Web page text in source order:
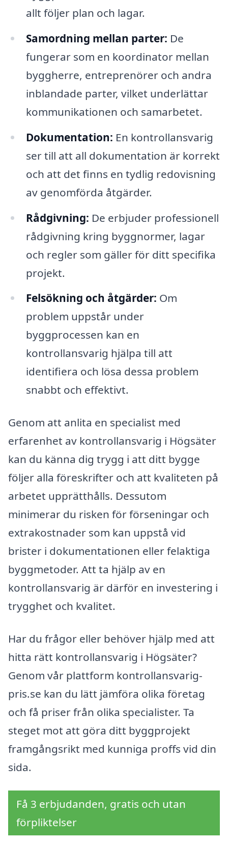
allt följer plan och lagar.
Samordning mellan parter: De
fungerar som en koordinator mellan
byggherre, entreprenörer och andra
inblandade parter, vilket underlättar
kommunikationen och samarbetet.
Dokumentation: En kontrollansvarig
ser till att all dokumentation är korrekt
och att det finns en tydlig redovisning
av genomförda åtgärder.
Rådgivning: De erbjuder professionell
rådgivning kring byggnormer, lagar
och regler som gäller för ditt specifika
projekt.
Felsökning och åtgärder: Om
problem uppstår under
byggprocessen kan en
kontrollansvarig hjälpa till att
identifiera och lösa dessa problem
snabbt och effektivt.
Genom att anlita en specialist med
erfarenhet av kontrollansvarig i Högsäter
kan du känna dig trygg i att ditt bygge
följer alla föreskrifter och att kvaliteten på
arbetet upprätthålls. Dessutom
minimerar du risken för förseningar och
extrakostnader som kan uppstå vid
brister i dokumentationen eller felaktiga
byggmetoder. Att ta hjälp av en
kontrollansvarig är därför en investering i
trygghet och kvalitet.
Har du frågor eller behöver hjälp med att
hitta rätt kontrollansvarig i Högsäter?
Genom vår plattform kontrollansvarig-
pris.se kan du lätt jämföra olika företag
och få priser från olika specialister. Ta
steget mot att göra ditt byggprojekt
framgångsrikt med kunniga proffs vid din
sida.
Få 3 erbjudanden, gratis och utan
förpliktelser